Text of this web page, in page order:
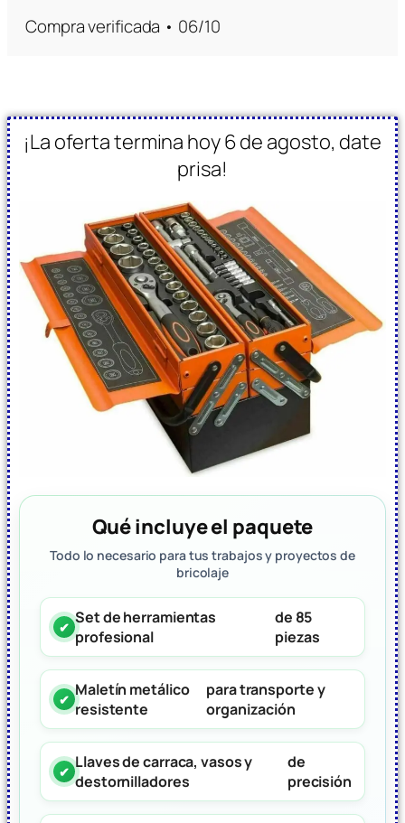
Compra verificada • 06/10
¡La oferta termina hoy 6 de agosto, date
prisa!
Qué incluye el paquete
Todo lo necesario para tus trabajos y proyectos de
bricolaje
Set de herramientas
profesional
de 85
piezas
Maletín metálico
resistente
para transporte y
organización
Llaves de carraca, vasos y
destornilladores
de
precisión